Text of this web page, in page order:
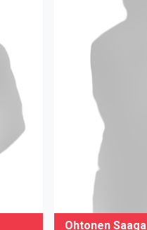
Ohtonen Saaga